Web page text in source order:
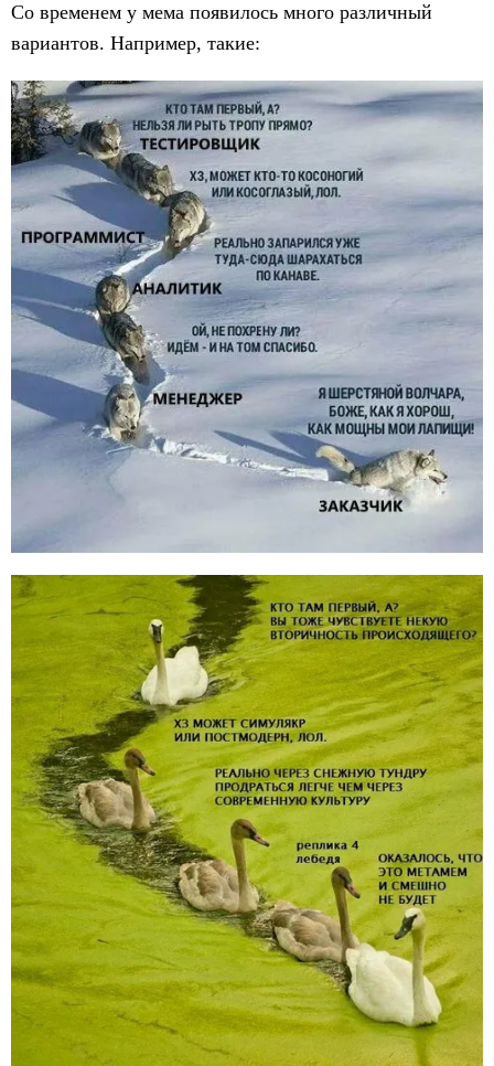
Со временем у мема появилось много различный
вариантов. Например, такие: